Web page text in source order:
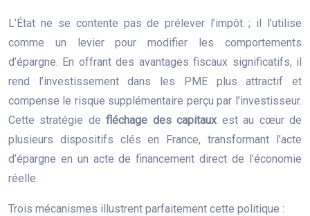
L’État ne se contente pas de prélever l’impôt ; il l’utilise
comme un levier pour modifier les comportements
d’épargne. En offrant des avantages fiscaux significatifs, il
rend l’investissement dans les PME plus attractif et
compense le risque supplémentaire perçu par l’investisseur.
Cette stratégie defléchage des capitaux est au cœur de
plusieurs dispositifs clés en France, transformant l’acte
d’épargne en un acte de financement direct de l’économie
réelle.
Trois mécanismes illustrent parfaitement cette politique :